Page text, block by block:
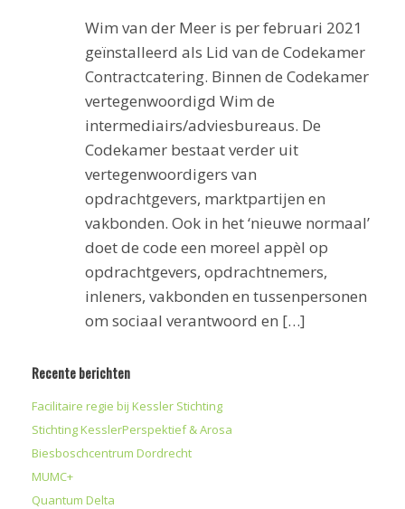
Wim van der Meer is per februari 2021
geïnstalleerd als Lid van de Codekamer
Contractcatering. Binnen de Codekamer
vertegenwoordigd Wim de
intermediairs/adviesbureaus. De
Codekamer bestaat verder uit
vertegenwoordigers van
opdrachtgevers, marktpartijen en
vakbonden. Ook in het ‘nieuwe normaal’
doet de code een moreel appèl op
opdrachtgevers, opdrachtnemers,
inleners, vakbonden en tussenpersonen
om sociaal verantwoord en […]
Recente berichten
Facilitaire regie bij Kessler Stichting
Stichting KesslerPerspektief & Arosa
Biesboschcentrum Dordrecht
MUMC+
Quantum Delta